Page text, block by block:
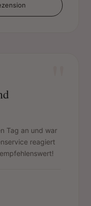
Tag an und war
reagiert